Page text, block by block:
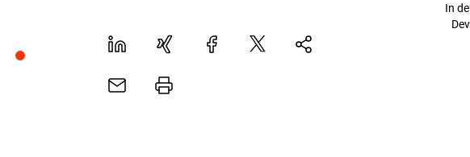
LinekdInXing FacebookPlattformNatives
E-
Drucker
In